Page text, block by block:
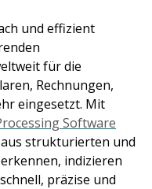
und effizient
für die
Rechnungen,
eingesetzt. Mit
Software
strukturierten und
indizieren
präzise und